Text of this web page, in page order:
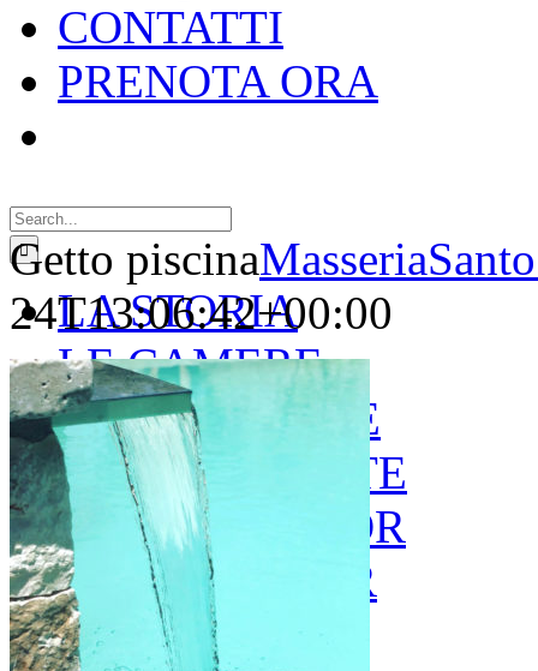
CONTATTI
PRENOTA ORA
for:
LA STORIA
LE CAMERE
GOLD SUITE
GREEN SUITE
BLUE JUNIOR
RED JUNIOR
ESPERIENZE
Getto piscina
24T13:06:42+00:00